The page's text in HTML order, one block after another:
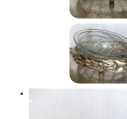
WEIHNACHTSZAUBER 2026